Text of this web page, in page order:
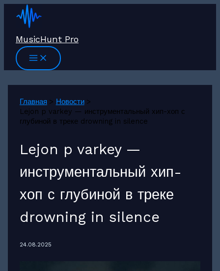
Перейти
MusicHunt Pro
Главная
Новости
Lejon p varkey — инструментальный хип-хоп с
глубиной в треке drowning in silence
Lejon p varkey —
инструментальный хип-
хоп с глубиной в треке
drowning in silence
24.08.2025